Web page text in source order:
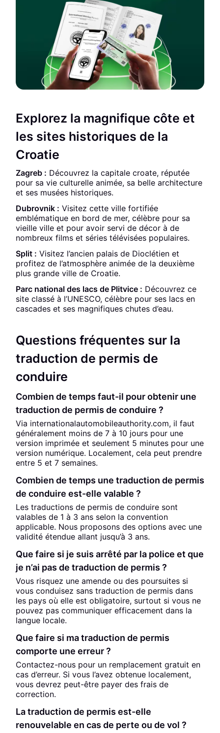
Explorez la magnifique côte et
les sites historiques de la
Croatie
Zagreb : Découvrez la capitale croate, réputée
pour sa vie culturelle animée, sa belle architecture
et ses musées historiques.
Dubrovnik : Visitez cette ville fortifiée
emblématique en bord de mer, célèbre pour sa
vieille ville et pour avoir servi de décor à de
nombreux films et séries télévisées populaires.
Split : Visitez l’ancien palais de Dioclétien et
profitez de l’atmosphère animée de la deuxième
plus grande ville de Croatie.
Parc national des lacs de Plitvice : Découvrez ce
site classé à l’UNESCO, célèbre pour ses lacs en
cascades et ses magnifiques chutes d’eau.
Questions fréquentes sur la
traduction de permis de
conduire
Combien de temps faut-il pour obtenir une
traduction de permis de conduire ?
Via internationalautomobileauthority.com, il faut
généralement moins de 7 à 10 jours pour une
version imprimée et seulement 5 minutes pour une
version numérique. Localement, cela peut prendre
entre 5 et 7 semaines.
Combien de temps une traduction de permis
de conduire est-elle valable ?
Les traductions de permis de conduire sont
valables de 1 à 3 ans selon la convention
applicable. Nous proposons des options avec une
validité étendue allant jusqu’à 3 ans.
Que faire si je suis arrêté par la police et que
je n’ai pas de traduction de permis ?
Vous risquez une amende ou des poursuites si
vous conduisez sans traduction de permis dans
les pays où elle est obligatoire, surtout si vous ne
pouvez pas communiquer efficacement dans la
langue locale.
Que faire si ma traduction de permis
comporte une erreur ?
Contactez-nous pour un remplacement gratuit en
cas d’erreur. Si vous l’avez obtenue localement,
vous devrez peut-être payer des frais de
correction.
La traduction de permis est-elle
renouvelable en cas de perte ou de vol ?